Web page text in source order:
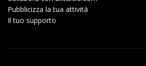
Pubblicizza la tua attività
Il tuo supporto